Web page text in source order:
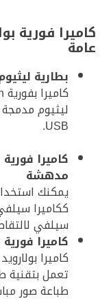
كاميرا فورية
عامة
بطارية
ليثيوم
USB.
كاميرا
مدهشة
ككاميرا
سيلفي
كاميرا
كاميرا
تعمل بتقنية
طباعة صور